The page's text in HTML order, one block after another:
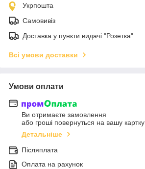
Укрпошта
Самовивіз
Доставка у пункти видачі "Розетка"
Всі умови доставки
Умови оплати
Ви отримаєте замовлення
або гроші повернуться на вашу картку
Детальніше
Післяплата
Оплата на рахунок